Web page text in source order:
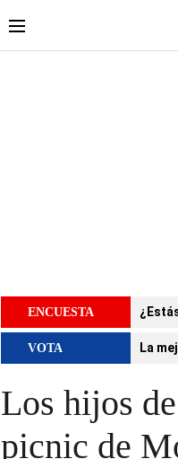
ENCUESTA
VOTA La
Los hijos
picnic de